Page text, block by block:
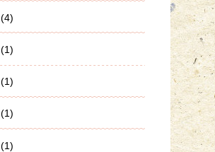
(4)
(1)
(1)
(1)
(1)